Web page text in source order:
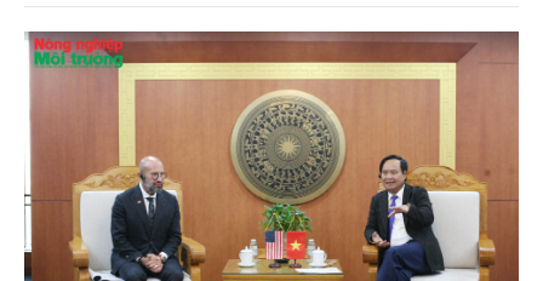
trọng. Tạp chí Nông nghiệp và Môi trường trân trọng
giới thiệu toàn văn bài phát biểu của đồng chí Tổng
Bí thư, Chủ tịch nước.